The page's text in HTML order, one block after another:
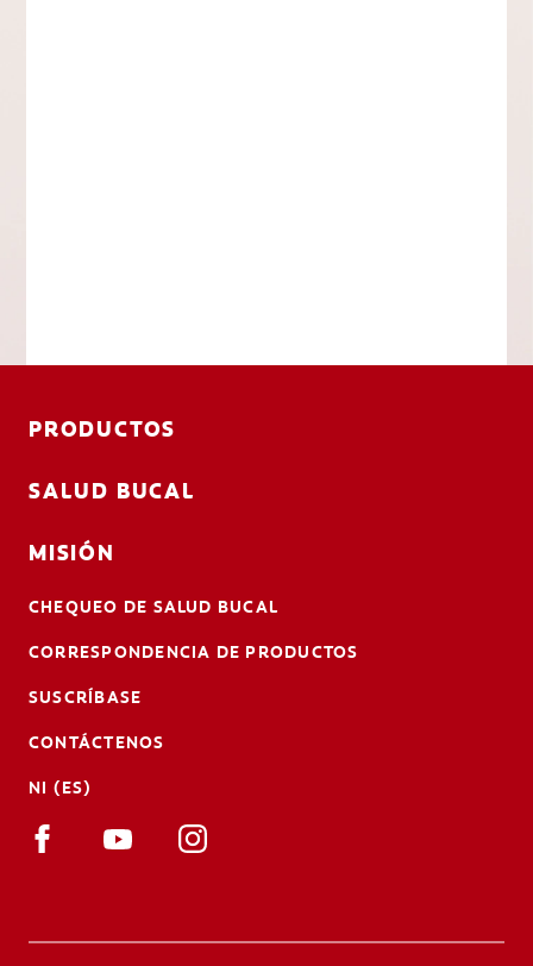
PRODUCTOS
SALUD BUCAL
MISIÓN
CHEQUEO DE SALUD BUCAL
CORRESPONDENCIA DE PRODUCTOS
SUSCRÍBASE
CONTÁCTENOS
NI (ES)